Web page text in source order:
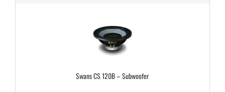
Swans CS 120B – Sub­woo­fer